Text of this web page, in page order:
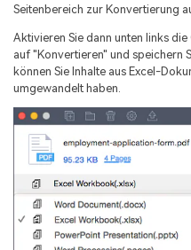
Seitenbereich zur Konvertierung
Aktivieren Sie dann unten links
auf "Konvertieren" und speichern
können Sie Inhalte aus Excel-
umgewandelt haben.